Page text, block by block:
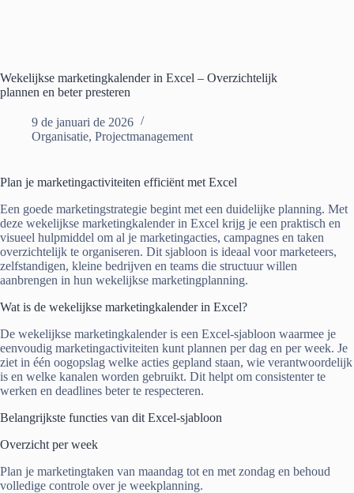
Wekelijkse marketingkalender in Excel – Overzichtelijk
plannen en beter presteren
9 de januari de 2026
Organisatie, Projectmanagement
Plan je marketingactiviteiten efficiënt met Excel
Een goede marketingstrategie begint met een duidelijke planning. Met
deze wekelijkse marketingkalender in Excel krijg je een praktisch en
visueel hulpmiddel om al je marketingacties, campagnes en taken
overzichtelijk te organiseren. Dit sjabloon is ideaal voor marketeers,
zelfstandigen, kleine bedrijven en teams die structuur willen
aanbrengen in hun wekelijkse marketingplanning.
Wat is de wekelijkse marketingkalender in Excel?
De wekelijkse marketingkalender is een Excel-sjabloon waarmee je
eenvoudig marketingactiviteiten kunt plannen per dag en per week. Je
ziet in één oogopslag welke acties gepland staan, wie verantwoordelijk
is en welke kanalen worden gebruikt. Dit helpt om consistenter te
werken en deadlines beter te respecteren.
Belangrijkste functies van dit Excel-sjabloon
Overzicht per week
Plan je marketingtaken van maandag tot en met zondag en behoud
volledige controle over je weekplanning.